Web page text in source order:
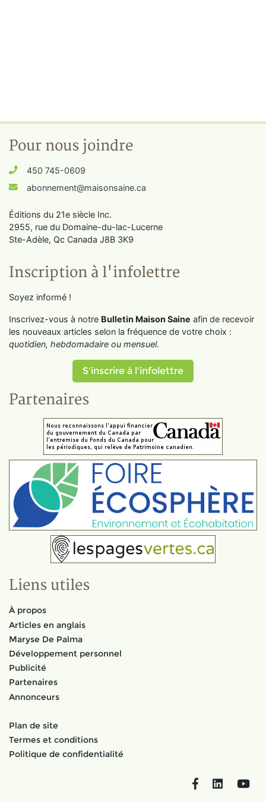
Pour nous joindre
450 745-0609
abonnement@maisonsaine.ca
Éditions du 21e siècle Inc.
2955, rue du Domaine-du-lac-Lucerne
Ste-Adèle, Qc Canada J8B 3K9
Inscription à l'infolettre
Soyez informé !
Inscrivez-vous à notre Bulletin Maison Saine afin de recevoir
les nouveaux articles selon la fréquence de votre choix :
quotidien, hebdomadaire ou mensuel.
S'inscrire à l'infolettre
Partenaires
Liens utiles
À propos
Articles en anglais
Maryse De Palma
Développement personnel
Publicité
Partenaires
Annonceurs
Plan de site
Termes et conditions
Politique de confidentialité
FacebookLinkedIn